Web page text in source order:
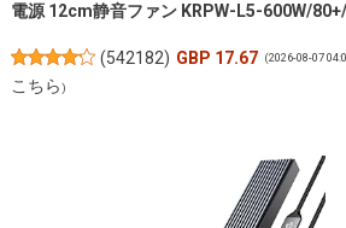
電源 12cm静音ファン KRPW-L5-600W/
(542182) GBP 17.67 (2026-08-07
こちら)